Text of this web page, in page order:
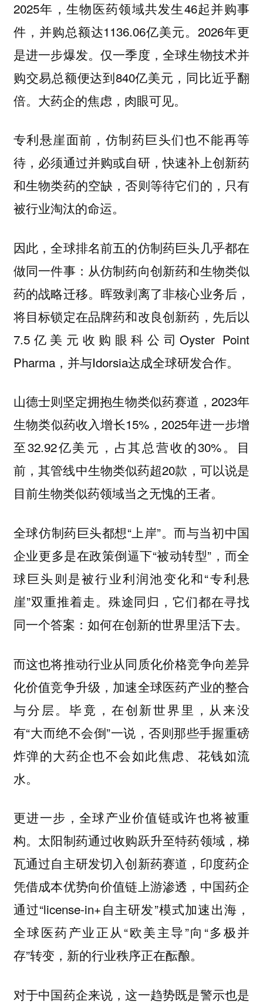
2025年，生物医药领域共发生46起并购事
件，并购总额达1136.06亿美元。2026年更
是进一步爆发。仅一季度，全球生物技术并
购交易总额便达到840亿美元，同比近乎翻
倍。大药企的焦虑，肉眼可见。
专利悬崖面前，仿制药巨头们也不能再等
待，必须通过并购或自研，快速补上创新药
和生物类药的空缺，否则等待它们的，只有
被行业淘汰的命运。
因此，全球排名前五的仿制药巨头几乎都在
做同一件事：从仿制药向创新药和生物类似
药的战略迁移。晖致剥离了非核心业务后，
将目标锁定在品牌药和改良创新药，先后以
7.5亿美元收购眼科公司Oyster Point
Pharma，并与Idorsia达成全球研发合作。
山德士则坚定拥抱生物类似药赛道，2023年
生物类似药收入增长15%，2025年进一步增
至32.92亿美元，占其总营收的30%。目
前，其管线中生物类似药超20款，可以说是
目前生物类似药领域当之无愧的王者。
全球仿制药巨头都想“上岸”。而与当初中国
企业更多是在政策倒逼下“被动转型”，而全
球巨头则是被行业利润池变化和“专利悬
崖”双重推着走。殊途同归，它们都在寻找
同一个答案：如何在创新的世界里活下去。
而这也将推动行业从同质化价格竞争向差异
化价值竞争升级，加速全球医药产业的整合
与分层。毕竟，在创新世界里，从来没
有“大而绝不会倒”一说，否则那些手握重磅
炸弹的大药企也不会如此焦虑、花钱如流
水。
更进一步，全球产业价值链或许也将被重
构。太阳制药通过收购跃升至特药领域，梯
瓦通过自主研发切入创新药赛道，印度药企
凭借成本优势向价值链上游渗透，中国药企
通过“license-in+自主研发”模式加速出海，
全球医药产业正从“欧美主导”向“多极并
存”转变，新的行业秩序正在酝酿。
对于中国药企来说，这一趋势既是警示也是